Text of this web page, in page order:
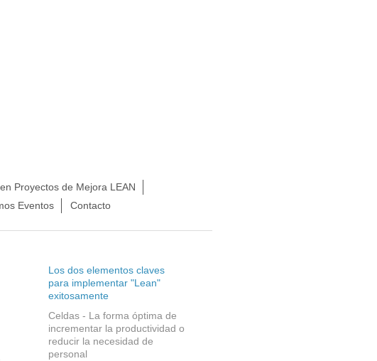
Proyectos de Mejora LEAN
Eventos Contacto
Los dos elementos claves
para implementar "Lean"
exitosamente
Celdas - La forma óptima de
incrementar la productividad o
reducir la necesidad de
personal